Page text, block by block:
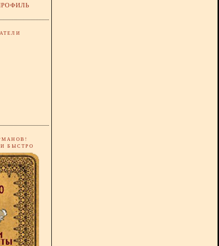
БЫСТРО